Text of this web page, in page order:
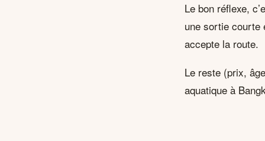
Le bon réflexe,
une sortie courte
accepte la route.
Le reste (prix,
aquatique à